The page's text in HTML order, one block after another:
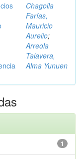
Chagolla
Farías,
Mauricio
Aurelio;
Arreola
Talavera,
Alma Yunuen
1